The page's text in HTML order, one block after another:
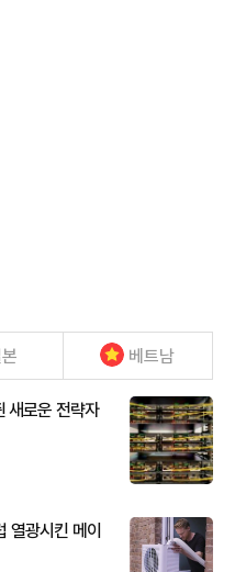
베트남
새로운 전략자
열광시킨 메이